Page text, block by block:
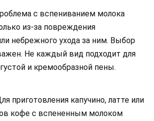
с вспениванием молока
из-за повреждения
небрежного ухода за ним. Выбор
Не каждый вид подходит для
и кремообразной пены.
приготовления капучино, латте или
кофе с вспененным молоком